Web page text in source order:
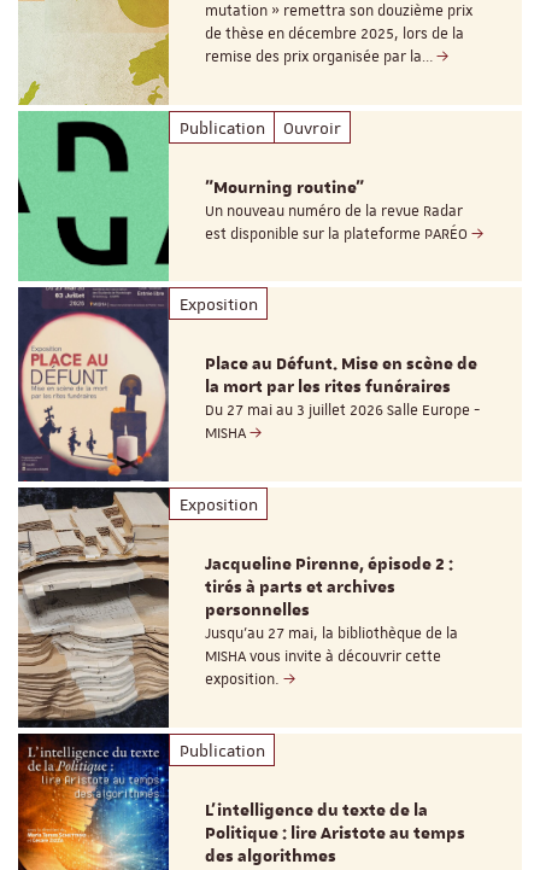
mutation » remettra son douzième prix
de thèse en décembre 2025, lors de la
remise des prix organisée par la…
Publication Ouvroir
"Mourning routine"
Un nouveau numéro de la revue Radar
est disponible sur la plateforme PARÉO
Exposition
Place au Défunt. Mise en scène de
la mort par les rites funéraires
Du 27 mai au 3 juillet 2026 Salle Europe -
MISHA
Exposition
Jacqueline Pirenne, épisode 2 :
tirés à parts et archives
personnelles
Jusqu’au 27 mai, la bibliothèque de la
MISHA vous invite à découvrir cette
exposition.
Publication
L’intelligence du texte de la
Politique : lire Aristote au temps
des algorithmes